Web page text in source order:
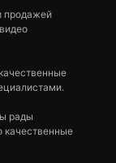
продажей
рады
качественные